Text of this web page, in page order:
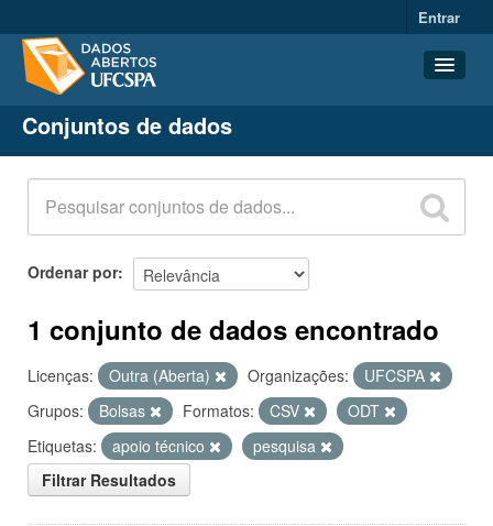
Entrar
Conjuntos de dados
Organizações
Grupos
Sobre
Conjuntos de dados
Ordenar por
1 conjunto de dados encontrado
Licenças: Outra (Aberta) Organizações:
UFCSPA
Grupos:
Bolsas Formatos: CSV
ODT
Etiquetas:
apoio técnico
pesquisa
Filtrar Resultados